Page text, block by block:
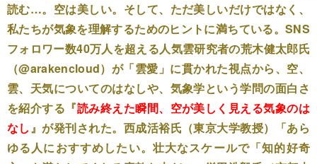
読む…。空は美しい。そして、ただ美しいだけではなく、
私たちが気象を理解するためのヒントに満ちている。SNS
フォロワー数40万人を超える人気雲研究者の荒木健太郎氏
（@arakencloud）が「雲愛」に貫かれた視点から、空、
雲、天気についてのはなしや、気象学という学問の面白さ
を紹介する『読み終えた瞬間、空が美しく見える気象のは
なし』が発刊された。西成活裕氏（東京大学教授）「あら
ゆる人におすすめしたい。壮大なスケールで「知的好奇